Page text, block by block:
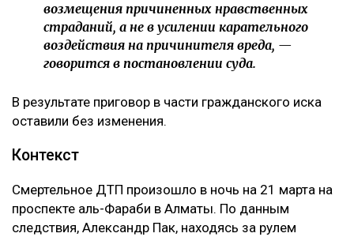
возмещения причиненных нравственных
страданий, а не в усилении карательного
воздействия на причинителя вреда, —
говорится в постановлении суда.
В результате приговор в части гражданского иска
оставили без изменения.
Контекст
Смертельное ДТП произошло в ночь на 21 марта на
проспекте аль-Фараби в Алматы. По данным
следствия, Александр Пак, находясь за рулем